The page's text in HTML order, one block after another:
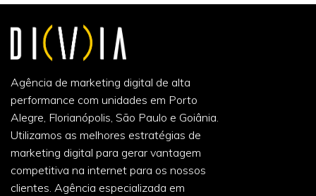
Agência de marketing digital de alta
performance com unidades em Porto
Alegre, Florianópolis, São Paulo e Goiânia.
Utilizamos as melhores estratégias de
marketing digital para gerar vantagem
competitiva na internet para os nossos
clientes. Agência especializada em